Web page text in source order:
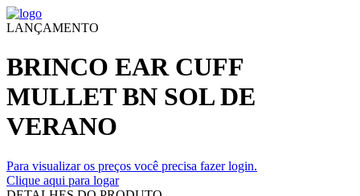
LANÇAMENTO
BRINCO EAR CUFF
MULLET BN SOL DE
VERANO
Para visualizar os preços você precisa fazer login.
Clique aqui para logar